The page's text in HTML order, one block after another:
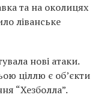
та на околицях
ліванське
нові атаки.
ціллю є об’єкти
“Хезболла”.